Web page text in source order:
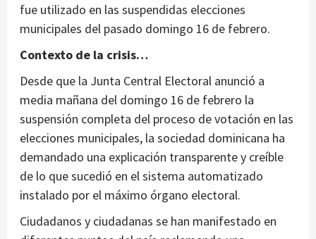
fue utilizado en las suspendidas elecciones
municipales del pasado domingo 16 de febrero.
Contexto de la crisis…
Desde que la Junta Central Electoral anunció a
media mañana del domingo 16 de febrero la
suspensión completa del proceso de votación en las
elecciones municipales, la sociedad dominicana ha
demandado una explicación transparente y creíble
de lo que sucedió en el sistema automatizado
instalado por el máximo órgano electoral.
Ciudadanos y ciudadanas se han manifestado en